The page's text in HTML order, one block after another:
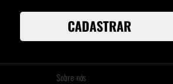
CADASTRAR
Sobre nós